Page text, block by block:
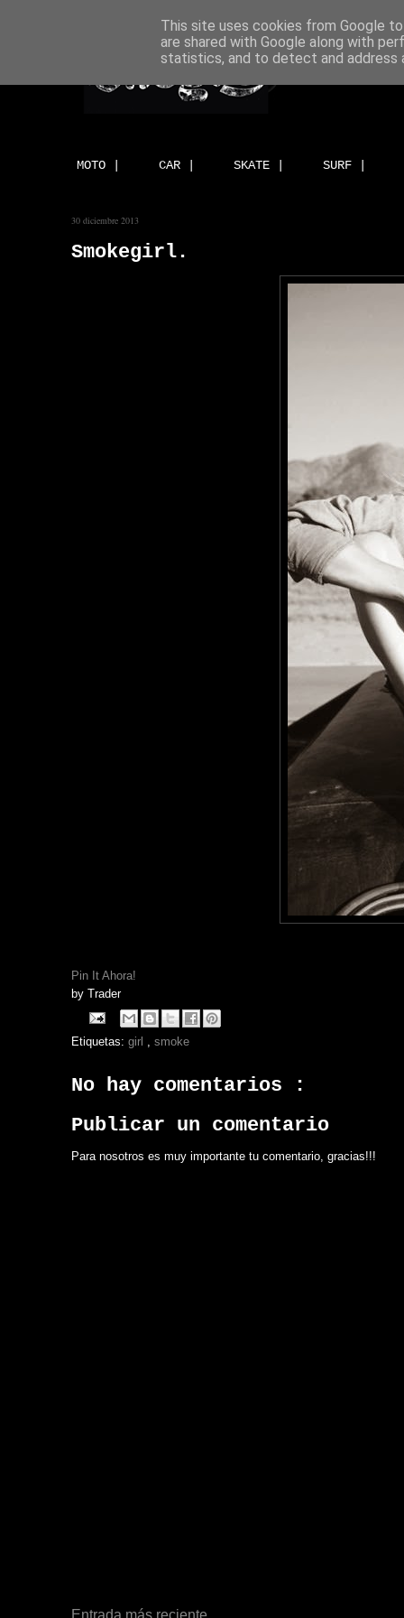
MOTO | CAR | SKATE | SURF |
30 diciembre 2013
Smokegirl.
Pin It Ahora!
by Trader
Etiquetas: girl smoke
No hay comentarios :
Publicar un comentario
Para nosotros es muy importante tu comentario, gracias!!!
This site uses cookies from Google
are shared with Google along with
statistics, and to detect and address